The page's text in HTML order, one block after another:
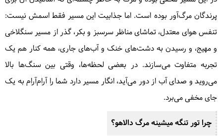
پرندگان مرگ‌آور بوده است. اما جذابیت این مسیر فقط اسمش نیست:
تنفس هوای معتدل، تماشای مناظر سرسبز و بکر، گذر از مسیر سنگلاخی
و مهیج، و رسیدن به دشت‌های خنک و آب‌های جاری، همه کنار هم یک
تجربه متفاوت می‌سازند. در بعضی لحظه‌ها، وقتی بین سنگ‌ها بالا
می‌روید و صدای آب از دور می‌آید، انگار مسیر دارد شما را آرام‌آرام به یک
جای مخفی می‌برد.
چرا تورتنگه میشینه مرگ دالاهو؟